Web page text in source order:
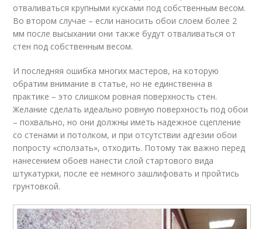
отваливаться крупными кусками под собственным весом.
Во втором случае – если наносить обои слоем более 2
мм после высыхании они также будут отваливаться от
стен под собственным весом.
И последняя ошибка многих мастеров, на которую
обратим внимание в статье, но не единственна в
практике – это слишком ровная поверхность стен.
Желание сделать идеально ровную поверхность под обои
– похвально, но они должны иметь надежное сцепление
со стенами и потолком, и при отсутствии адгезии обои
попросту «сползать», отходить. Потому так важно перед
нанесением обоев нанести слой стартового вида
штукатурки, после ее немного зашлифовать и пройтись
грунтовкой.